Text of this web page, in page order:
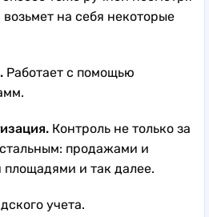
на себя некоторые
Работает с помощью
Контроль не только за
продажами и
и так далее.
учета.